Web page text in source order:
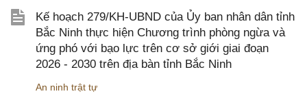
Kế hoạch 279/KH-UBND của Ủy ban nhân dân tỉnh
Bắc Ninh thực hiện Chương trình phòng ngừa và
ứng phó với bạo lực trên cơ sở giới giai đoạn
2026 - 2030 trên địa bàn tỉnh Bắc Ninh
An ninh trật tự